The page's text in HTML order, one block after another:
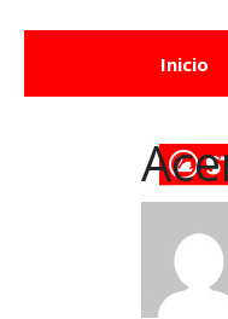
Inicio